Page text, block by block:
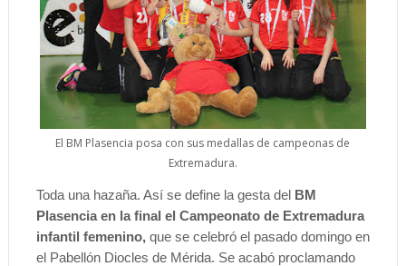
El BM Plasencia posa con sus medallas de campeonas de
Extremadura.
Toda una hazaña. Así se define la gesta delBM
Plasencia en la final el Campeonato de Extremadura
infantil femenino, que se celebró el pasado domingo en
el Pabellón Diocles de Mérida. Se acabó proclamando